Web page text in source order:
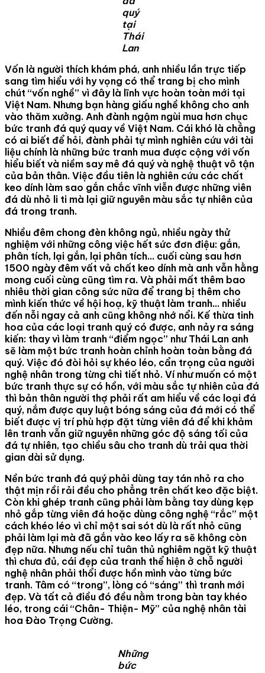
quý
tại
Thái
Lan
Vốn là người thích khám phá, anh nhiều lần trực tiếp
sang tìm hiểu với hy vọng có thể trang bị cho mình
chút “vốn nghề” vì đây là lĩnh vực hoàn toàn mới tại
Việt Nam. Nhưng bạn hàng giấu nghề không cho anh
vào thăm xưởng. Anh đành ngậm ngùi mua hơn chục
bức tranh đá quý quay về Việt Nam. Cái khó là chẳng
có ai biết để hỏi, đành phải tự mình nghiên cứu với tài
liệu chính là những bức tranh mua được cộng với vốn
hiểu biết và niềm say mê đá quý và nghệ thuật vô tận
của bản thân. Việc đầu tiên là nghiên cứu các chất
keo dính làm sao gắn chắc vĩnh viễn được những viên
đá dù nhỏ li ti mà lại giữ nguyên màu sắc tự nhiên của
đá trong tranh.
Nhiều đêm chong đèn không ngủ, nhiều ngày thử
nghiệm với những công việc hết sức đơn điệu: gắn,
phân tích, lại gắn, lại phân tích… cuối cùng sau hơn
1500 ngày đêm vất vả chất keo dính mà anh vẫn hằng
mong cuối cùng cũng tìm ra. Và phải mất thêm bao
nhiêu thời gian công sức nữa để trang bị thêm cho
mình kiến thức về hội hoạ, kỹ thuật làm tranh… nhiều
đến nỗi ngay cả anh cũng không nhớ nổi. Kế thừa tinh
hoa của các loại tranh quý có được, anh nảy ra sáng
kiến: thay vì làm tranh “điểm ngọc” như Thái Lan anh
sẽ làm một bức tranh hoàn chỉnh hoàn toàn bằng đá
quý. Việc đó đòi hỏi sự khéo léo, cẩn trọng của người
nghệ nhân trong từng chi tiết nhỏ. Ví như muốn có một
bức tranh thực sự có hồn, với màu sắc tự nhiên của đá
thì bản thân người thợ phải rất am hiểu về các loại đá
quý, nắm được quy luật bóng sáng của đá mới có thể
biết được vị trí phù hợp đặt từng viên đá để khi khảm
lên tranh vẫn giữ nguyên những góc độ sáng tối của
đá tự nhiên, tạo chiều sâu cho tranh dù trải qua thời
gian dài sử dụng.
Nền bức tranh đá quý phải dùng tay tán nhỏ ra cho
thật mịn rồi rải đều cho phẳng trên chất keo đặc biệt.
Còn khi ghép tranh cũng phải làm bằng tay dùng kẹp
nhỏ gắp từng viên đá hoặc dùng công nghệ “rắc” một
cách khéo léo vì chỉ một sai sót dù là rất nhỏ cũng
phải làm lại mà đã gắn vào keo lấy ra sẽ không còn
đẹp nữa. Nhưng nếu chỉ tuân thủ nghiêm ngặt kỹ thuật
thì chưa đủ, cái đẹp của tranh thể hiện ở chỗ người
nghệ nhân phải thổi được hồn mình vào từng bức
tranh. Tâm có “trong”, lòng có “sáng” thì tranh mới
đẹp. Và tất cả điều đó đều nằm trong bàn tay khéo
léo, trong cái “Chân- Thiện- Mỹ” của nghệ nhân tài
hoa Đào Trọng Cường.
Những
bức